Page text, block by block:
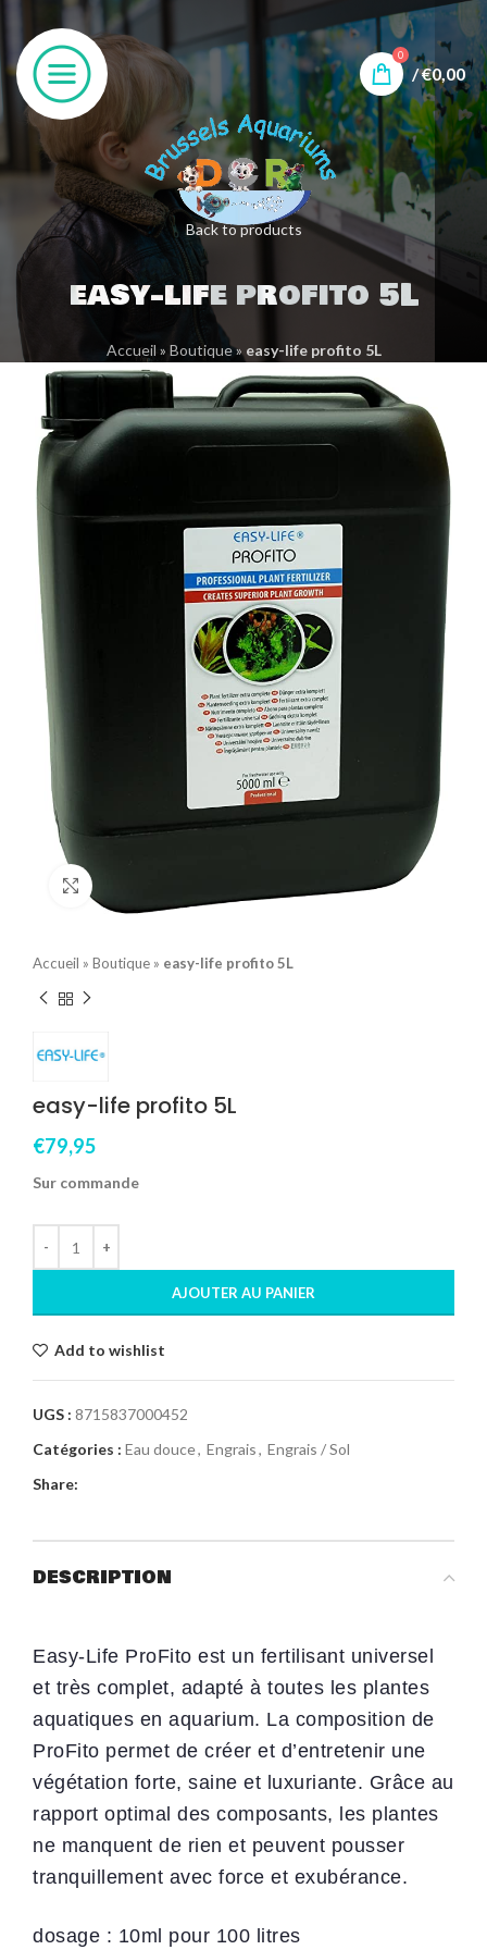
0
/€0,00
Back to products
easy-life profito 5L
Accueil » Boutique» easy-life profito 5L
Accueil » Boutique » easy-life profito 5L
easy-life profito 5L
€79,95
Sur commande
AJOUTER AU PANIER
Add to wishlist
UGS : 8715837000452
Catégories : Eau douce, Engrais, Engrais / Sol
Share:
DESCRIPTION
Easy-Life ProFito est un fertilisant universel
et très complet, adapté à toutes les plantes
aquatiques en aquarium. La composition de
ProFito permet de créer et d’entretenir une
végétation forte, saine et luxuriante. Grâce au
rapport optimal des composants, les plantes
ne manquent de rien et peuvent pousser
tranquillement avec force et exubérance.
dosage : 10ml pour 100 litres